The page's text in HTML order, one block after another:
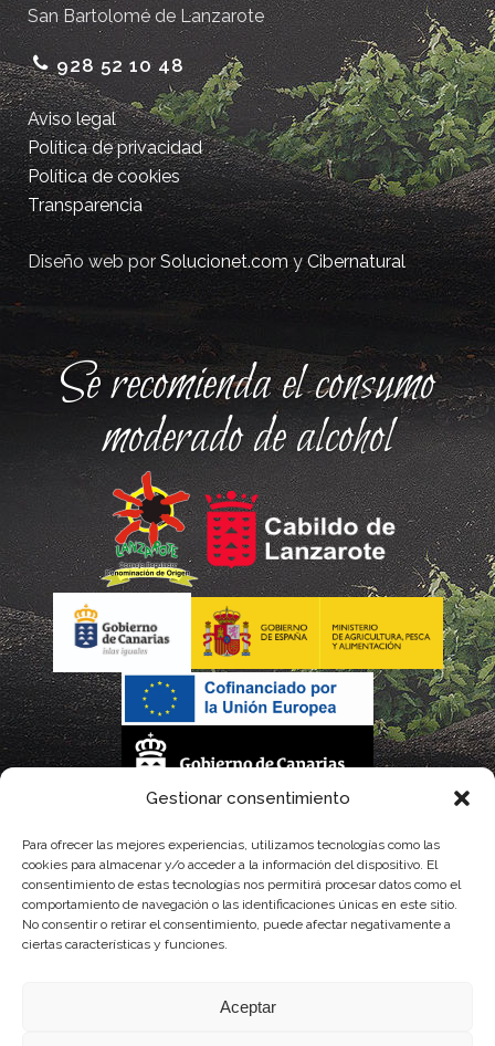
Gestionar consentimiento
Para ofrecer las mejores experiencias, utilizamos tecnologías como las
cookies para almacenar y/o acceder a la información del dispositivo. El
consentimiento de estas tecnologías nos permitirá procesar datos como el
comportamiento de navegación o las identificaciones únicas en este sitio.
No consentir o retirar el consentimiento, puede afectar negativamente a
ciertas características y funciones.
Aceptar
San Bartolomé de Lanzarote
928 52 10 48
Aviso legal
Política de privacidad
Política de cookies
Transparencia
Diseño web porSolucionet.comyCibernatural
Se recomienda el consumo
moderado de alcohol
parcialmente, por el Gobierno de Canarias
con fondos provenientes del presupuesto de gastos del Instituto Canario de
Calidad Agroalimentaria